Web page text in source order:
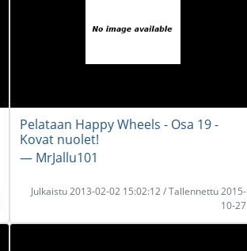
Pelataan Happy Wheels - Osa 19 -
Kovat nuolet!
― MrJallu101
Julkaistu 2013-02-02 15:02:12 / Tallennettu 2015-
10-27